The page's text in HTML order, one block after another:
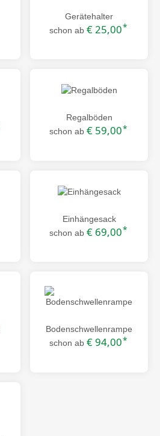
Gerätehalter
schon ab € 25,00*
Regalböden
schon ab € 59,00*
Einhängesack
schon ab € 69,00*
Bodenschwellenrampe
schon ab € 94,00*